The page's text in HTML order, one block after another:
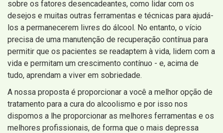
sobre os fatores desencadeantes, como lidar com os
desejos e muitas outras ferramentas e técnicas para ajudá-
los a permanecerem livres do álcool. No entanto, o vício
precisa de uma manutenção de recuperação contínua para
permitir que os pacientes se readaptem à vida, lidem com a
vida e permitam um crescimento contínuo - e, acima de
tudo, aprendam a viver em sobriedade.
A nossa proposta é proporcionar a você a melhor opção de
tratamento para a cura do alcoolismo e por isso nos
dispomos a lhe proporcionar as melhores ferramentas e os
melhores profissionais, de forma que o mais depressa